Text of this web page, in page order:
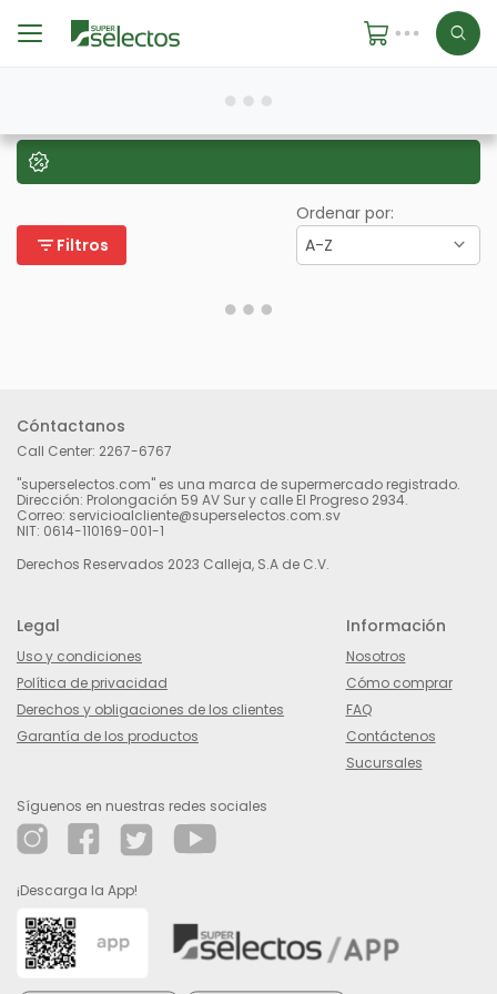
filter_list Filtros
Ordenar por:
A-Z
Cóntactanos
Call Center: 2267-6767
"superselectos.com" es una marca de supermercado registrado.
Dirección: Prolongación 59 AV Sur y calle El Progreso 2934.
Correo: servicioalcliente@superselectos.com.sv
NIT: 0614-110169-001-1
Derechos Reservados 2023 Calleja, S.A de C.V.
Legal
Uso y condiciones
Política de privacidad
Derechos y obligaciones de los clientes
Garantía de los productos
Información
Nosotros
Cómo comprar
FAQ
Contáctenos
Sucursales
Síguenos en nuestras redes sociales
¡Descarga la App!